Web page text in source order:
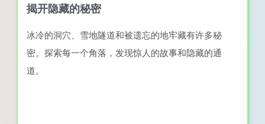
揭开隐藏的秘密
冰冷的洞穴、雪地隧道和被遗忘的地牢藏有许多秘
密。探索每一个角落，发现惊人的故事和隐藏的通
道。